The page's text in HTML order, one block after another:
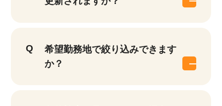
希望勤務地で絞り込みできます
か？